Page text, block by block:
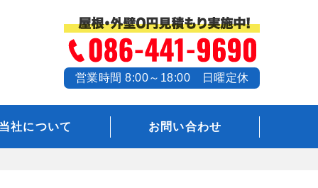
営業時間 8:00～18:00 日曜定休
社について お問い合わせ